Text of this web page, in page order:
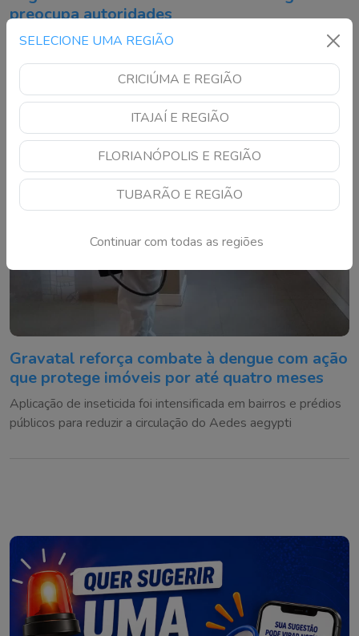
SELECIONE UMA REGIÃO
CRICIÚMA E REGIÃO
ITAJAÍ E REGIÃO
FLORIANÓPOLIS E REGIÃO
TUBARÃO E REGIÃO
Continuar com todas as regiões
preocupa autoridades
Município registra 119 focos do Aedes aegypti, maior
número da história, e reforça apelo para que moradores
eliminem criadouros
Gravatal reforça combate à dengue com ação
que protege imóveis por até quatro meses
Aplicação de inseticida foi intensificada em bairros e prédios
públicos para reduzir a circulação do Aedes aegypti